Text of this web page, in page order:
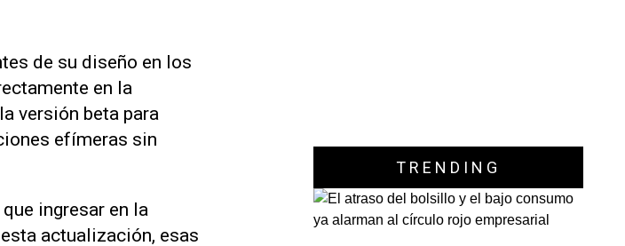
de su diseño en los
en la
versión beta para
efímeras sin
ingresar en la
actualización, esas
TRENDING